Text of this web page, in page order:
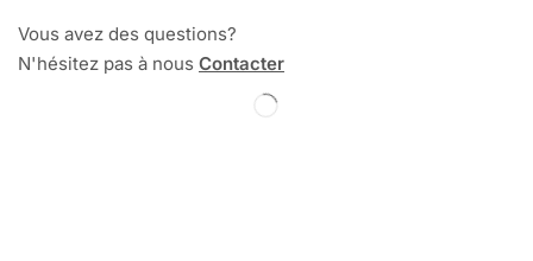
Vous avez des questions?
N'hésitez pas à nous Contacter